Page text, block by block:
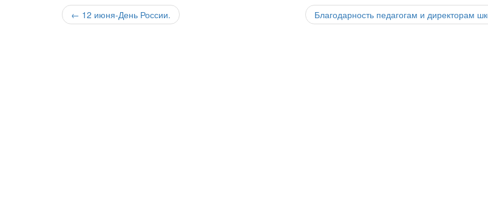
Навигация
← 12 июня-День России. Благодарность педагогам и директорам